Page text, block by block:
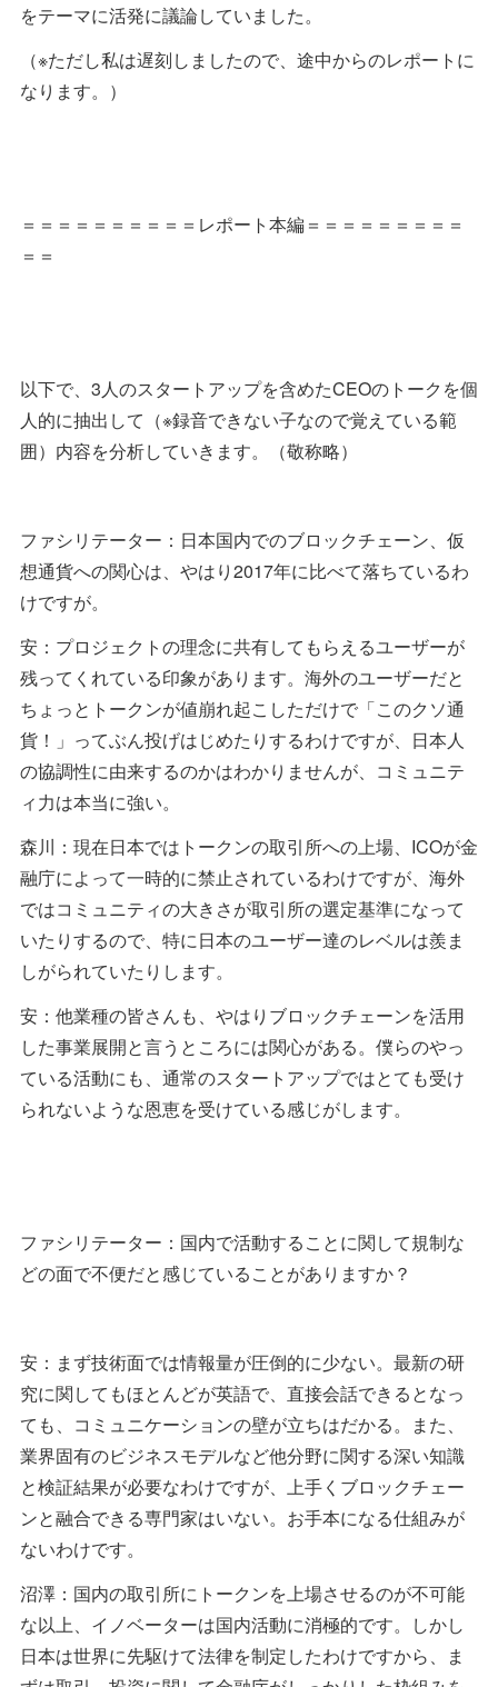
をテーマに活発に議論していました。
（※ただし私は遅刻しましたので、途中からのレポートに
なります。）
＝＝＝＝＝＝＝＝＝＝レポート本編＝＝＝＝＝＝＝＝＝
＝＝
以下で、3人のスタートアップを含めたCEOのトークを個
人的に抽出して（※録音できない子なので覚えている範
囲）内容を分析していきます。（敬称略）
ファシリテーター：日本国内でのブロックチェーン、仮
想通貨への関心は、やはり2017年に比べて落ちているわ
けですが。
安：プロジェクトの理念に共有してもらえるユーザーが
残ってくれている印象があります。海外のユーザーだと
ちょっとトークンが値崩れ起こしただけで「このクソ通
貨！」ってぶん投げはじめたりするわけですが、日本人
の協調性に由来するのかはわかりませんが、コミュニテ
ィ力は本当に強い。
森川：現在日本ではトークンの取引所への上場、ICOが金
融庁によって一時的に禁止されているわけですが、海外
ではコミュニティの大きさが取引所の選定基準になって
いたりするので、特に日本のユーザー達のレベルは羨ま
しがられていたりします。
安：他業種の皆さんも、やはりブロックチェーンを活用
した事業展開と言うところには関心がある。僕らのやっ
ている活動にも、通常のスタートアップではとても受け
られないような恩恵を受けている感じがします。
ファシリテーター：国内で活動することに関して規制な
どの面で不便だと感じていることがありますか？
安：まず技術面では情報量が圧倒的に少ない。最新の研
究に関してもほとんどが英語で、直接会話できるとなっ
ても、コミュニケーションの壁が立ちはだかる。また、
業界固有のビジネスモデルなど他分野に関する深い知識
と検証結果が必要なわけですが、上手くブロックチェー
ンと融合できる専門家はいない。お手本になる仕組みが
ないわけです。
沼澤：国内の取引所にトークンを上場させるのが不可能
な以上、イノベーターは国内活動に消極的です。しかし
日本は世界に先駆けて法律を制定したわけですから、ま